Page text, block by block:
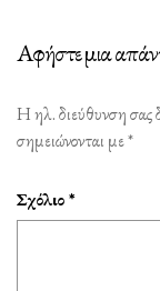
Αφήστε μια
Η ηλ. διεύθυνση σας
σημειώνονται με*
Σχόλιο*